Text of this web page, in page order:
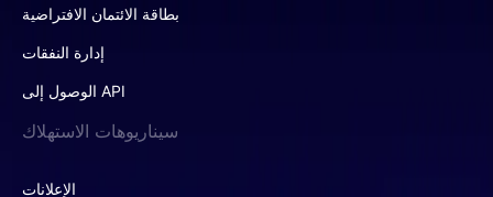
بطاقة الائتمان الافتراضية
إدارة النفقات
الوصول إلى API
سيناريوهات الاستهلاك
الإعلانات